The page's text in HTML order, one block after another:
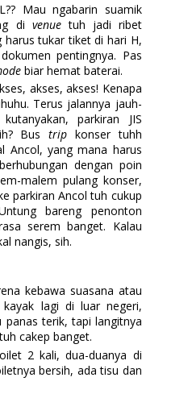
Mau ngabarin suamik
di venuetuh jadi ribet
harus tukar tiket di hari H,
pentingnya. Pas
biar hemat baterai.
akses, akses! Kenapa
Terus jalannya jauh-
parkiran JIS
Bustrip konser tuhh
Ancol, yang mana harus
dengan poin
malem pulang konser,
parkiran Ancol tuh cukup
bareng penonton
serem banget. Kalau
nangis, sih.
kebawa suasana atau
kayak lagi di luar negeri,
panas terik, tapi langitnya
cakep banget.
2 kali, dua-duanya di
bersih, ada tisu dan